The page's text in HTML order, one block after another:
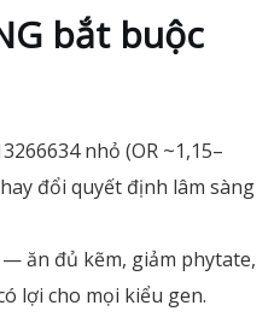
bắt buộc
nhỏ (OR ~1,15–
đổi quyết định lâm sàng
ăn đủ kẽm, giảm phytate,
lợi cho mọi kiểu gen.